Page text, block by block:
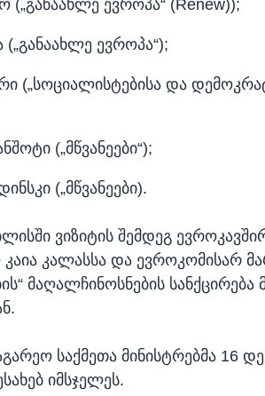
ევროპა“ (Renew));
ევროპა“);
(„სოციალისტებისა და
(„მწვანეები“);
(„მწვანეები).
ვიზიტის შემდეგ
კალასსა და ევროკომისარ
მაღალჩინოსნების
საქმეთა მინისტრებმა 16
იმსჯელეს.